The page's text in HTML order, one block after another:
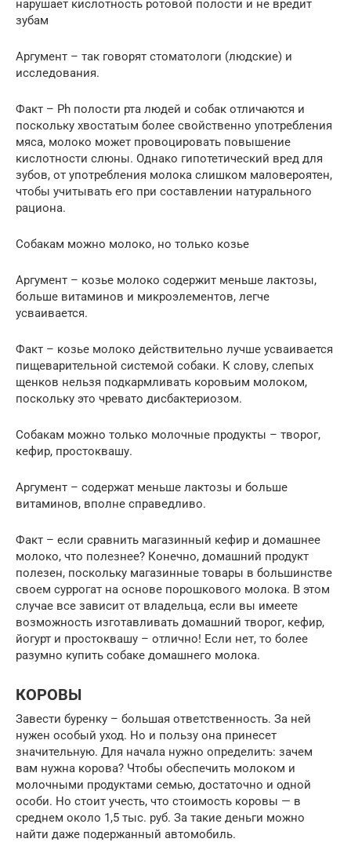
нарушает кислотность ротовой полости и не вредит
зубам
Аргумент – так говорят стоматологи (людские) и
исследования.
Факт – Ph полости рта людей и собак отличаются и
поскольку хвостатым более свойственно употребления
мяса, молоко может провоцировать повышение
кислотности слюны. Однако гипотетический вред для
зубов, от употребления молока слишком маловероятен,
чтобы учитывать его при составлении натурального
рациона.
Собакам можно молоко, но только козье
Аргумент – козье молоко содержит меньше лактозы,
больше витаминов и микроэлементов, легче
усваивается.
Факт – козье молоко действительно лучше усваивается
пищеварительной системой собаки. К слову, слепых
щенков нельзя подкармливать коровьим молоком,
поскольку это чревато дисбактериозом.
Собакам можно только молочные продукты – творог,
кефир, простоквашу.
Аргумент – содержат меньше лактозы и больше
витаминов, вполне справедливо.
Факт – если сравнить магазинный кефир и домашнее
молоко, что полезнее? Конечно, домашний продукт
полезен, поскольку магазинные товары в большинстве
своем суррогат на основе порошкового молока. В этом
случае все зависит от владельца, если вы имеете
возможность изготавливать домашний творог, кефир,
йогурт и простоквашу – отлично! Если нет, то более
разумно купить собаке домашнего молока.
КОРОВЫ
Завести буренку – большая ответственность. За ней
нужен особый уход. Но и пользу она принесет
значительную. Для начала нужно определить: зачем
вам нужна корова? Чтобы обеспечить молоком и
молочными продуктами семью, достаточно и одной
особи. Но стоит учесть, что стоимость коровы — в
среднем около 1,5 тыс. руб. За такие деньги можно
найти даже подержанный автомобиль.